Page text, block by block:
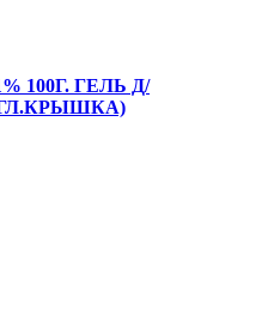
100Г. ГЕЛЬ Д/